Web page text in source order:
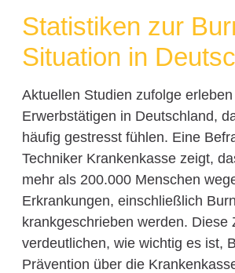
Statistiken zur
Situation in
Aktuellen Studien zufolge
Erwerbstätigen in Deutschland,
häufig gestresst fühlen. Eine
Techniker Krankenkasse zeigt,
mehr als 200.000 Menschen
Erkrankungen, einschließlich
krankgeschrieben werden. Diese
verdeutlichen, wie wichtig es ist,
Prävention über die